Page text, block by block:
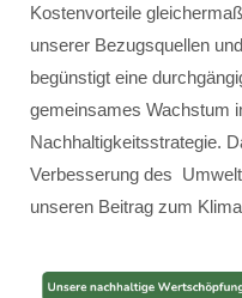
Kostenvorteile
unserer Bezugsquellen
begünstigt eine
gemeinsames Wachstum
Nachhaltigkeitsstrategie.
Verbesserung des
unseren Beitrag zum